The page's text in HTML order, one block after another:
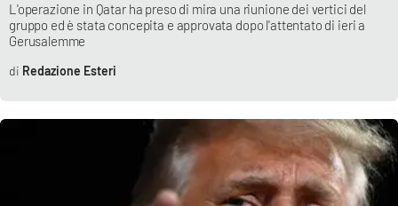
L'operazione in Qatar ha preso di mira una riunione dei vertici del
gruppo ed è stata concepita e approvata dopo l'attentato di ieri a
Gerusalemme
Redazione Esteri